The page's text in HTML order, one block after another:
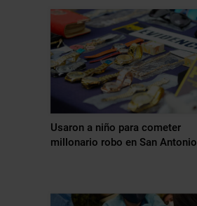
Usaron a niño para cometer
millonario robo en San Antonio